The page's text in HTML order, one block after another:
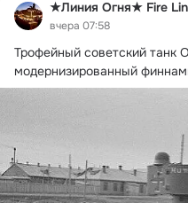
★Линия Огня★ Fire
вчера 07:58
Трофейный советский танк
модернизированный